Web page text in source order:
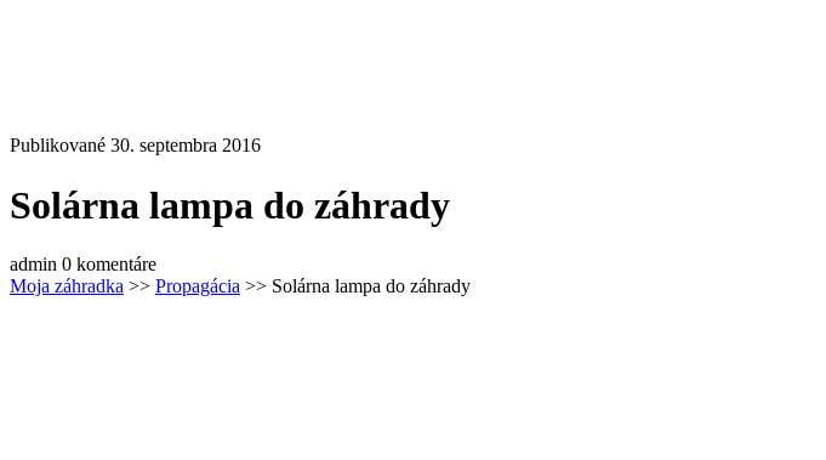
Publikované 30. septembra 2016
Solárna lampa do záhrady
admin 0 komentáre
Moja záhradka >> Propagácia >> Solárna lampa do záhrady